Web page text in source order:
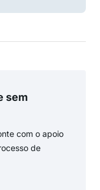
sem
com o apoio
de